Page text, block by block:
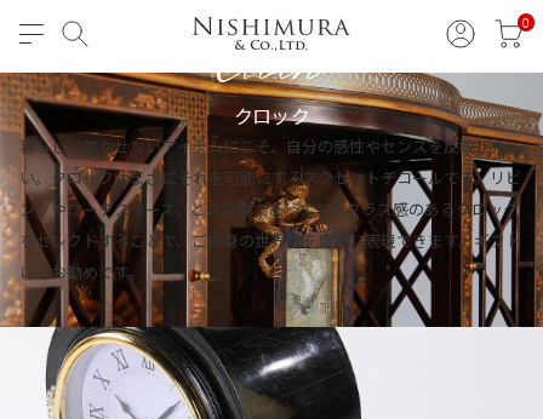
0
Clock
クロック
暮らしに欠かせないアイテムにこそ、自分の感性やセンスを反映した
い。クロックはまさにそれを可能にするアクセントデコールです。リビ
ングやワークスペース、どの空間であっても、クラス感のあるクロック
をセレクトすることで、ご自身の世界観を豊かに表現できます。ギフト
にもお勧めです。